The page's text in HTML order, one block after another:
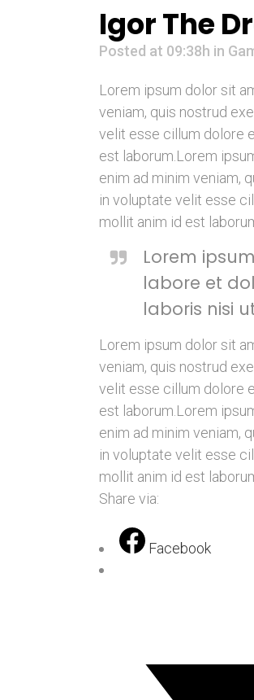
Igor The
Posted at 09:38h in
Lorem ipsum dolor sit
veniam, quis nostrud
velit esse cillum dolore
est laborum.Lorem
enim ad minim veniam,
in voluptate velit esse
mollit anim id est
Lorem
labore et
laboris nisi
Lorem ipsum dolor sit
veniam, quis nostrud
velit esse cillum dolore
est laborum.Lorem
enim ad minim veniam,
in voluptate velit esse
mollit anim id est
Share via:
Facebook